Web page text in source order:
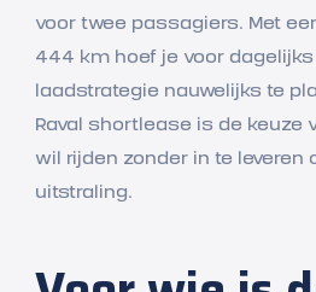
voor twee passagiers. Met
444 km hoef je voor
laadstrategie nauwelijks te
Raval shortlease is de keuze
wil rijden zonder in te leveren
uitstraling.